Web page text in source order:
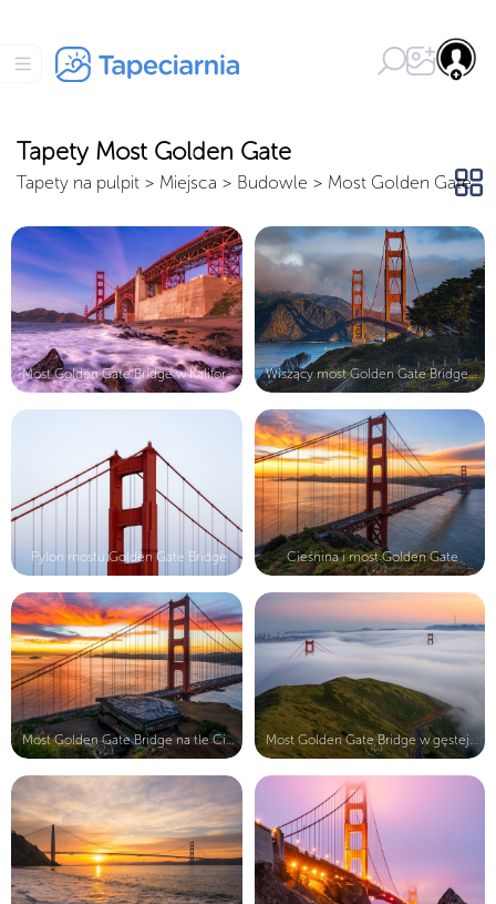
Tapety Most Golden Gate
Tapety na pulpit > Miejsca > Budowle > Most Golden Gate
Most Golden Gate Bridge w Kalifornii Wiszący most Golden Gate Bridge nad...
Pylon mostu Golden Gate Bridge Cieśnina i most Golden Gate
Most Golden Gate Bridge na tle Cieś... Most Golden Gate Bridge w gęstej mg...